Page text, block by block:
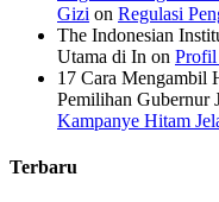
Gizi on Regulasi
The Indonesian
Utama di In on Profil
17 Cara Mengambil
Pemilihan Gubernur
Kampanye Hitam
Terbaru